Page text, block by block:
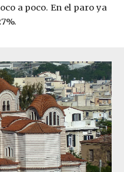
a poco. En el paro ya